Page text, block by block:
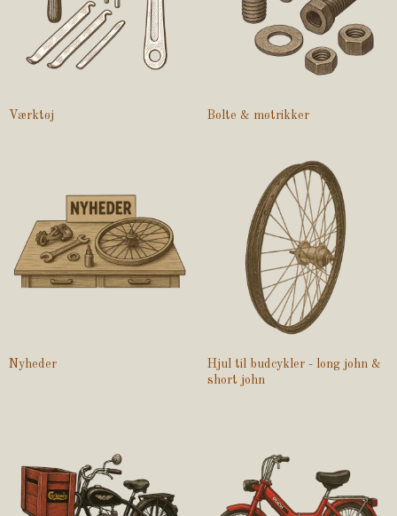
Værktøj Bolte & møtrikker
Nyheder
Hjul til budcykler - long john &
short john